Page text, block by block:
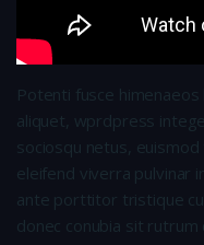
Potenti fusce himenaeos
aliquet, wprdpress
sociosqu netus,
eleifend viverra pulvinar
ante porttitor tristique
donec conubia sit rutrum